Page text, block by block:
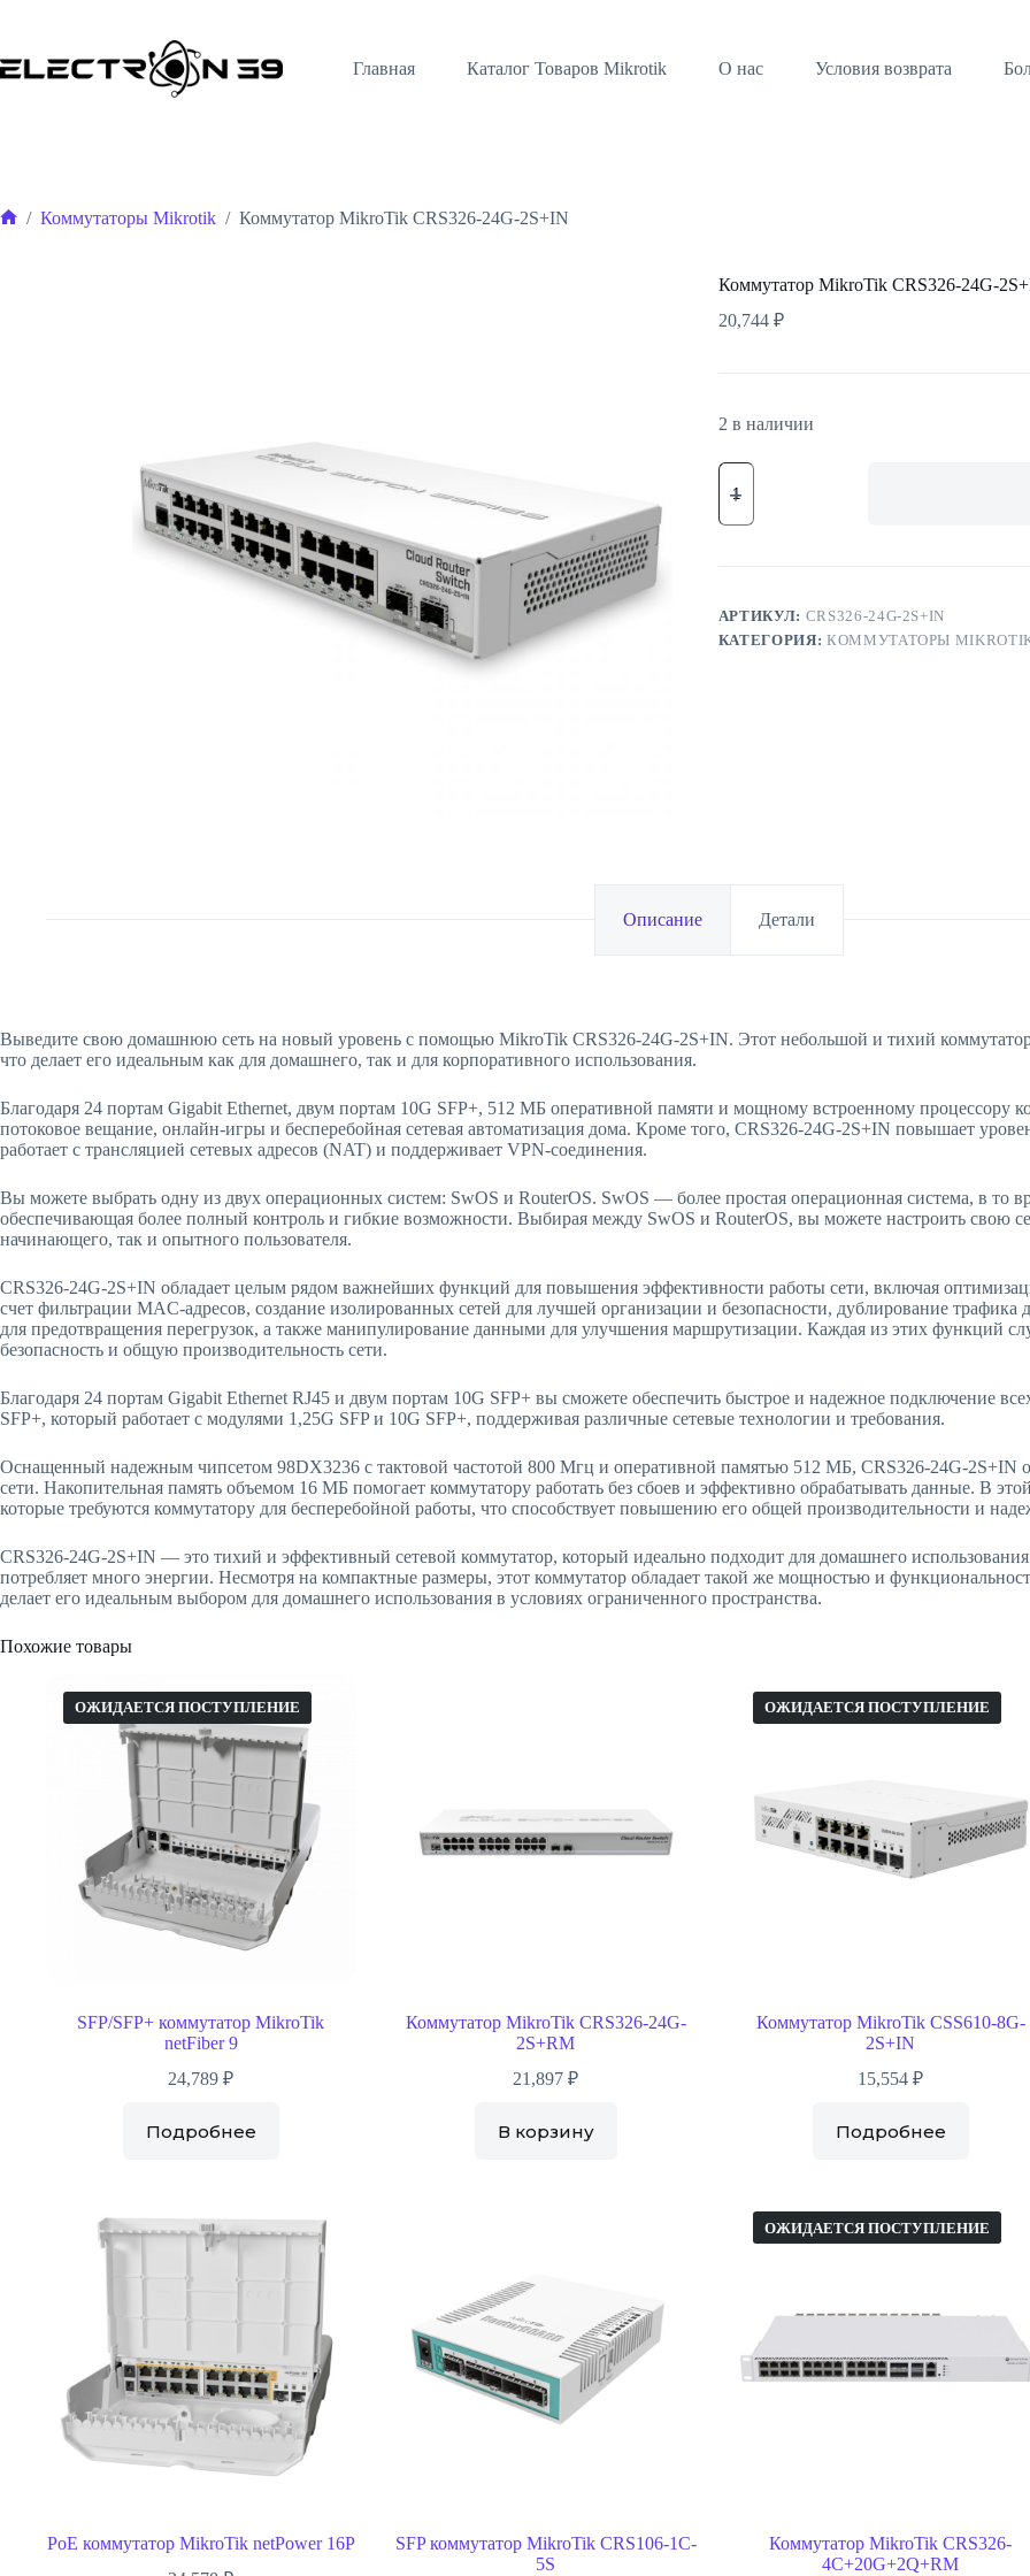
Главная
Каталог Товаров Mikrotik О нас Условия возврата
/ Коммутаторы Mikrotik / Коммутатор MikroTik CRS326-24G-2S+IN
Коммутатор MikroTik CRS326-24G-
20,744 ₽
2 в наличии
Количество
товара
MikroTik
24G-
АРТИКУЛ: CRS326-24G-2S+IN
КАТЕГОРИЯ: КОММУТАТОРЫ
Описание Детали
Выведите свою домашнюю сеть на новый уровень с помощью MikroTik CRS326-24G-2S+IN. Этот небольшой и тихий
что делает его идеальным как для домашнего, так и для корпоративного использования.
Благодаря 24 портам Gigabit Ethernet, двум портам 10G SFP+, 512 МБ оперативной памяти и мощному встроенному процессору
потоковое вещание, онлайн-игры и бесперебойная сетевая автоматизация дома. Кроме того, CRS326-24G-2S+IN повышает
работает с трансляцией сетевых адресов (NAT) и поддерживает VPN-соединения.
Вы можете выбрать одну из двух операционных систем: SwOS и RouterOS. SwOS — более простая операционная система, в то
обеспечивающая более полный контроль и гибкие возможности. Выбирая между SwOS и RouterOS, вы можете настроить свою
начинающего, так и опытного пользователя.
CRS326-24G-2S+IN обладает целым рядом важнейших функций для повышения эффективности работы сети, включая
счет фильтрации MAC-адресов, создание изолированных сетей для лучшей организации и безопасности, дублирование
для предотвращения перегрузок, а также манипулирование данными для улучшения маршрутизации. Каждая из этих функций
безопасность и общую производительность сети.
Благодаря 24 портам Gigabit Ethernet RJ45 и двум портам 10G SFP+ вы сможете обеспечить быстрое и надежное подключение
SFP+, который работает с модулями 1,25G SFP и 10G SFP+, поддерживая различные сетевые технологии и требования.
Оснащенный надежным чипсетом 98DX3236 с тактовой частотой 800 Мгц и оперативной памятью 512 МБ, CRS326-24G-2S+IN
сети. Накопительная память объемом 16 МБ помогает коммутатору работать без сбоев и эффективно обрабатывать данные. В
которые требуются коммутатору для бесперебойной работы, что способствует повышению его общей производительности и
CRS326-24G-2S+IN — это тихий и эффективный сетевой коммутатор, который идеально подходит для домашнего
потребляет много энергии. Несмотря на компактные размеры, этот коммутатор обладает такой же мощностью и
делает его идеальным выбором для домашнего использования в условиях ограниченного пространства.
Похожие товары
ОЖИДАЕТСЯ ПОСТУПЛЕНИЕ
SFP/SFP+ коммутатор MikroTik
netFiber 9
24,789₽
Подробнее
Коммутатор MikroTik CRS326-24G-
2S+RM
21,897₽
В корзину
ОЖИДАЕТСЯ ПОСТУПЛЕНИЕ
Коммутатор MikroTik CSS610-8G-
2S+IN
15,554₽
Подробнее
PoE коммутатор MikroTik netPower 16P
SFP коммутатор MikroTik CRS106-1C-
5S
ОЖИДАЕТСЯ ПОСТУПЛЕНИЕ
Коммутатор MikroTik CRS326-
4C+20G+2Q+RM